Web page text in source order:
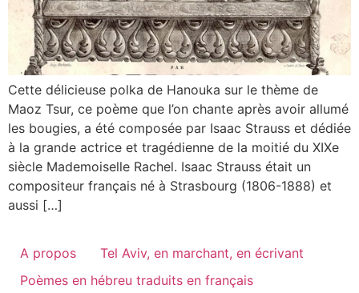
Cette délicieuse polka de Hanouka sur le thème de
Maoz Tsur, ce poème que l’on chante après avoir allumé
les bougies, a été composée par Isaac Strauss et dédiée
à la grande actrice et tragédienne de la moitié du XIXe
siècle Mademoiselle Rachel. Isaac Strauss était un
compositeur français né à Strasbourg (1806-1888) et
aussi […]
A propos
Tel Aviv, en marchant, en écrivant
Poèmes en hébreu traduits en français